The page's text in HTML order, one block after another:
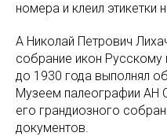
номера и клеил этикетки
А Николай Петрович
собрание икон
до 1930 года выполнял
Музеем палеографии АН
его грандиозного
документов.